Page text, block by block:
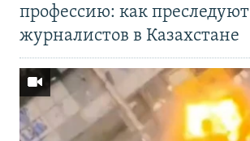
профессию: как преследуют
журналистов в Казахстане